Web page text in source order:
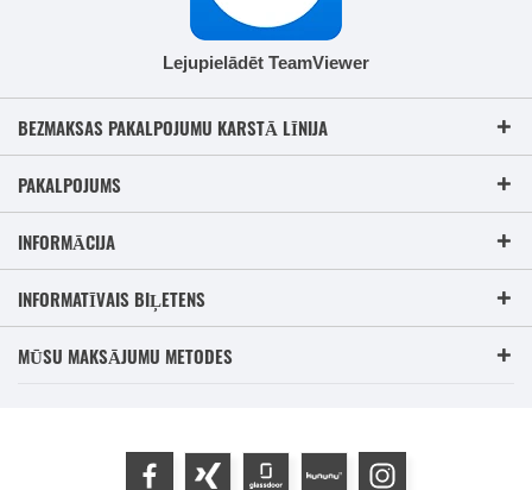
Lejupielādēt TeamViewer
BEZMAKSAS PAKALPOJUMU KARSTĀ LĪNIJA
PAKALPOJUMS
INFORMĀCIJA
INFORMATĪVAIS BIĻETENS
MŪSU MAKSĀJUMU METODES